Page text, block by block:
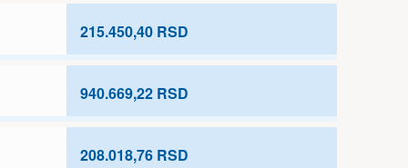
215.450,40 RSD
940.669,22 RSD
208.018,76 RSD